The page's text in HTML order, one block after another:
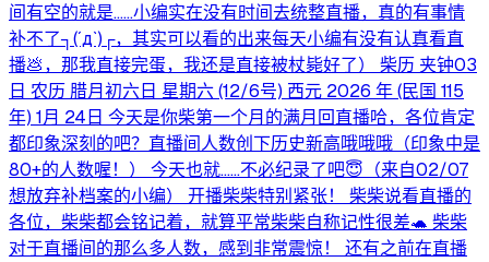
间有空的就是……小编实在没有时间去统整直播，真的有事情
补不了┐⁠(⁠´⁠д⁠`⁠)⁠┌，其实可以看的出来每天小编有没有认真看直
播💩，那我直接完蛋，我还是直接被杖毙好了） 柴历 夹钟03
日 农历 腊月初六日 星期六 (12/6号) 西元 2026 年 (民国 115
年) 1月 24日 今天是你柴第一个月的满月回直播哈，各位肯定
都印象深刻的吧？直播间人数创下历史新高哦哦哦（印象中是
80+的人数喔！） 今天也就……不必纪录了吧😇（来自02/07
想放弃补档案的小编） 开播柴柴特别紧张！ 柴柴说看直播的
各位，柴柴都会铭记着，就算平常柴柴自称记性很差🐢 柴柴
对于直播间的那么多人数，感到非常震惊！ 还有之前在直播